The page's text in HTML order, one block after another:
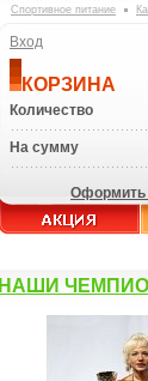
Спортивное питание
Вход
КОРЗИНА
Количество
На сумму
Оформить
НАШИ